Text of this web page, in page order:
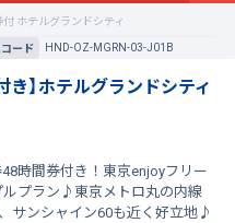
付 ホテルグランドシティ
ード
HND-OZ-MGRN-03-J01B
き】ホテルグランドシティ
時間券付き！東京enjoyフリー
ルプラン♪東京メトロ丸の内線
サンシャイン60も近く好立地♪